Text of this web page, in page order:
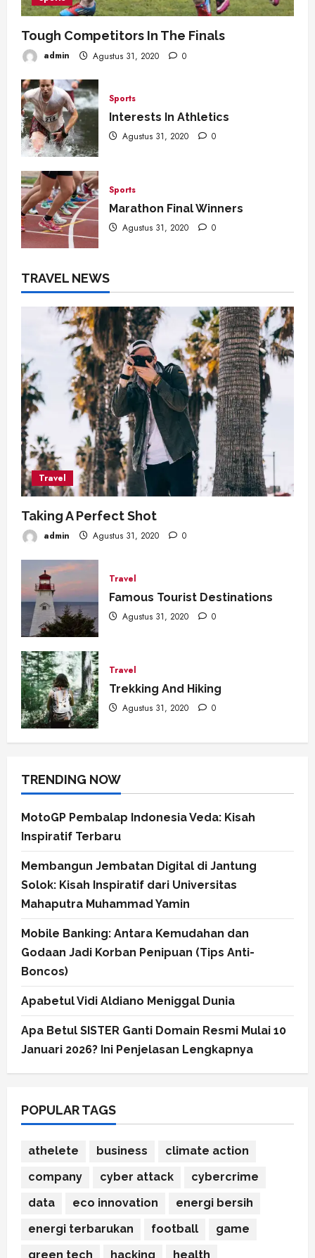
Tough Competitors In The Finals
admin Agustus 31, 2020 0
Sports
Interests In Athletics
Agustus 31, 2020 0
Sports
Marathon Final Winners
Agustus 31, 2020 0
TRAVEL NEWS
Travel
Taking A Perfect Shot
admin Agustus 31, 2020 0
Travel
Famous Tourist Destinations
Agustus 31, 2020 0
Travel
Trekking And Hiking
Agustus 31, 2020 0
TRENDING NOW
MotoGP Pembalap Indonesia Veda: Kisah
Inspiratif Terbaru
Membangun Jembatan Digital di Jantung
Solok: Kisah Inspiratif dari Universitas
Mahaputra Muhammad Yamin
Mobile Banking: Antara Kemudahan dan
Godaan Jadi Korban Penipuan (Tips Anti-
Boncos)
Apabetul Vidi Aldiano Meniggal Dunia
Apa Betul SISTER Ganti Domain Resmi Mulai 10
Januari 2026? Ini Penjelasan Lengkapnya
POPULAR TAGS
athelete business
climate action
company
cyber attack
cybercrime
data
eco innovation
energi bersih
energi terbarukan
football
game
green tech
hacking health